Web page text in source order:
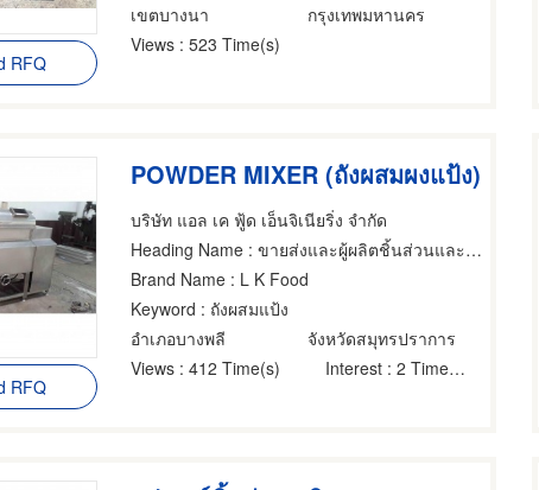
RFQ
เขตบางนา
กรุงเทพมหานคร
Views : 523 Time(s)
RFQ
POWDER MIXER (ถังผสมผงแป้ง)
บริษัท แอล เค ฟู้ด เอ็นจิเนียริ่ง จำกัด
Heading Name : ขายส่งและผู้ผลิตชิ้นส่วนและอะไหล่เครื่องจักรกล,เครื่องจักรกลจัดสร้างตามสั่ง,เครื่องจักร
Brand Name : L K Food
Keyword : ถังผสมแป้ง
อำเภอบางพลี
จังหวัดสมุทรปราการ
Views : 412 Time(s) Interest : 2 Time(s)